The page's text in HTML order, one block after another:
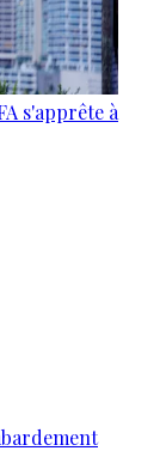
s'apprête à